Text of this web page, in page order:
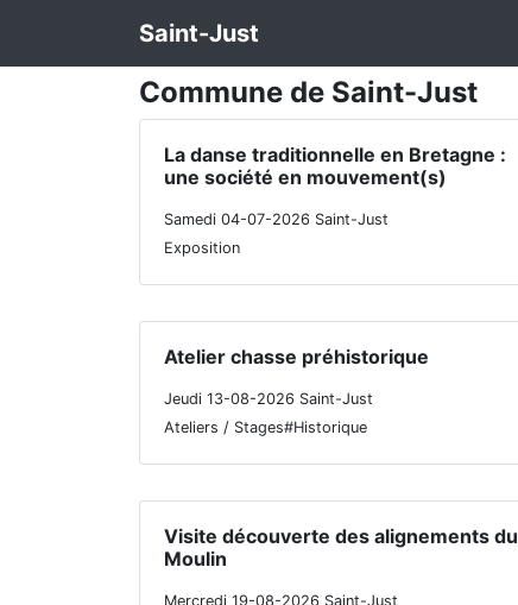
Saint-Just
Commune de Saint-Just
La danse traditionnelle en Bretagne :
une société en mouvement(s)
Samedi 04-07-2026 Saint-Just
Exposition
Atelier chasse préhistorique
Jeudi 13-08-2026 Saint-Just
Ateliers / Stages#Historique
Visite découverte des alignements du
Moulin
Mercredi 19-08-2026 Saint-Just